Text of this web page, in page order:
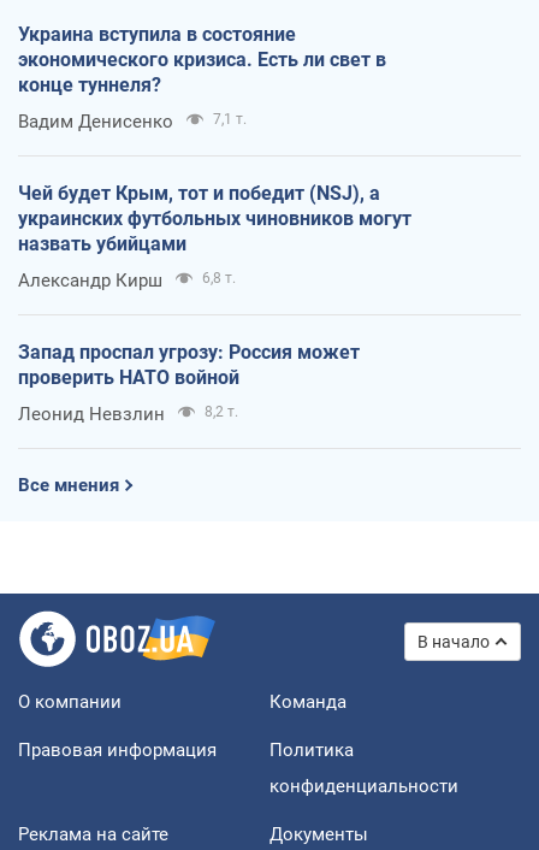
Украина вступила в состояние
экономического кризиса. Есть ли свет в
конце туннеля?
Вадим Денисенко 7,1 т.
Чей будет Крым, тот и победит (NSJ), а
украинских футбольных чиновников могут
назвать убийцами
Александр Кирш 6,8 т.
Запад проспал угрозу: Россия может
проверить НАТО войной
Леонид Невзлин 8,2 т.
Все мнения
В начало
О компании Команда
Правовая информация
Политика
конфиденциальности
Реклама на сайте Документы